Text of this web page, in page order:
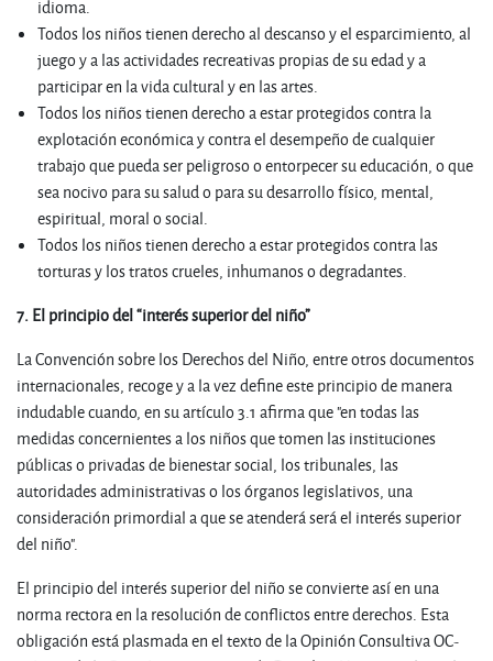
idioma.
Todos los niños tienen derecho al descanso y el esparcimiento, al
juego y a las actividades recreativas propias de su edad y a
participar en la vida cultural y en las artes.
Todos los niños tienen derecho a estar protegidos contra la
explotación económica y contra el desempeño de cualquier
trabajo que pueda ser peligroso o entorpecer su educación, o que
sea nocivo para su salud o para su desarrollo físico, mental,
espiritual, moral o social.
Todos los niños tienen derecho a estar protegidos contra las
torturas y los tratos crueles, inhumanos o degradantes.
7. El principio del “interés superior del niño”
La Convención sobre los Derechos del Niño, entre otros documentos
internacionales, recoge y a la vez define este principio de manera
indudable cuando, en su artículo 3.1 afirma que "en todas las
medidas concernientes a los niños que tomen las instituciones
públicas o privadas de bienestar social, los tribunales, las
autoridades administrativas o los órganos legislativos, una
consideración primordial a que se atenderá será el interés superior
del niño".
El principio del interés superior del niño se convierte así en una
norma rectora en la resolución de conflictos entre derechos. Esta
obligación está plasmada en el texto de la Opinión Consultiva OC-